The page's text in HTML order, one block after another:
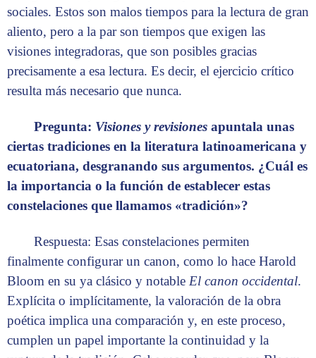
sociales. Estos son malos tiempos para la lectura de gran
aliento, pero a la par son tiempos que exigen las
visiones integradoras, que son posibles gracias
precisamente a esa lectura. Es decir, el ejercicio crítico
resulta más necesario que nunca.
Pregunta: Visiones y revisiones apuntala unas
ciertas tradiciones en la literatura latinoamericana y
ecuatoriana, desgranando sus argumentos. ¿Cuál es
la importancia o la función de establecer estas
constelaciones que llamamos «tradición»?
Respuesta: Esas constelaciones permiten
finalmente configurar un canon, como lo hace Harold
Bloom en su ya clásico y notable El canon occidental.
Explícita o implícitamente, la valoración de la obra
poética implica una comparación y, en este proceso,
cumplen un papel importante la continuidad y la